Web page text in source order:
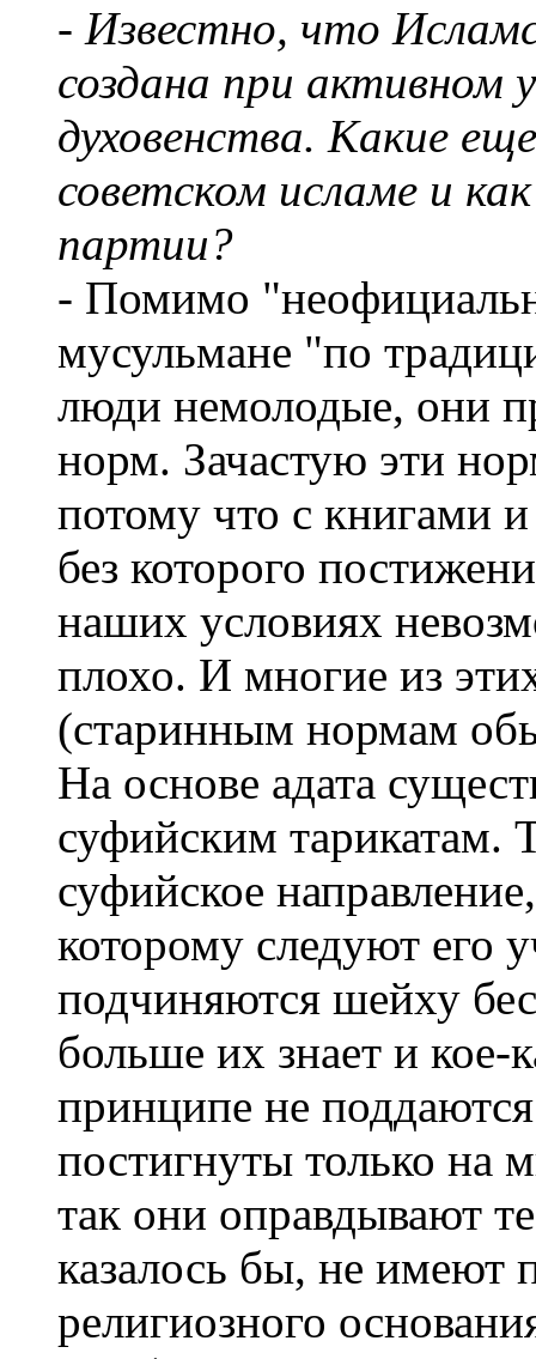
- Известно, что
создана при активном
духовенства. Какие
советском исламе и
партии?
- Помимо
мусульмане "по
люди немолодые, они
норм. Зачастую эти
потому что с книгами
без которого
наших условиях
плохо. И многие из
(старинным нормам
На основе адата
суфийским тарикатам.
суфийское
которому следуют
подчиняются шейху
больше их знает и кое-
принципе не
постигнуты только на
так они оправдывают
казалось бы, не имеют
религиозного